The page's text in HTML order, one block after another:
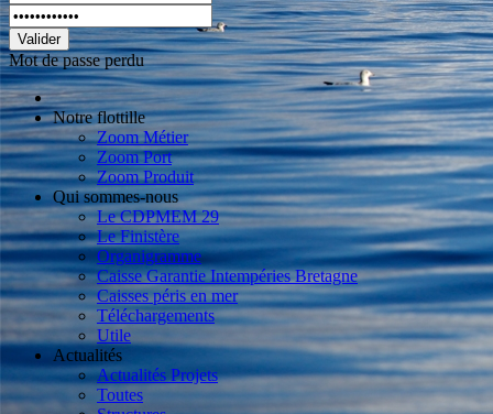
Valider
Mot de passe perdu
Notre flottille
Zoom Métier
Zoom Port
Zoom Produit
Qui sommes-nous
Le CDPMEM 29
Le Finistère
Organigramme
Caisse Garantie Intempéries Bretagne
Caisses péris en mer
Téléchargements
Utile
Actualités
Actualités Projets
Toutes